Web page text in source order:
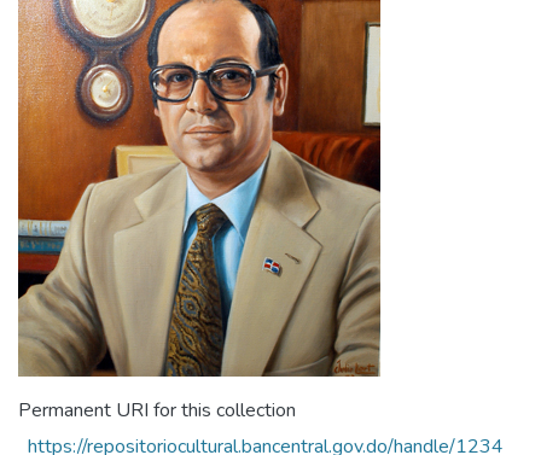
Permanent URI for this collection
https://repositoriocultural.bancentral.gov.do/handle/1234